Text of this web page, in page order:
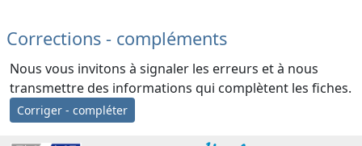
Corrections - compléments
Nous vous invitons à signaler les erreurs et à nous
transmettre des informations qui complètent les fiches.
Corriger - compléter